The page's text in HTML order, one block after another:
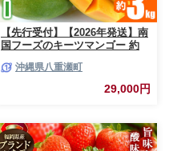
【先行受付】【2026年発送】南
国フーズのキーツマンゴー 約
南国フルーツ 旬の味覚 沖縄県
産 国産マンゴー 希少種 オスス
沖縄県八重瀬町
29,000円